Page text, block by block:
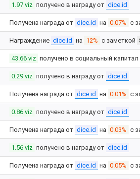
1.97 viz получено в награду от dice.id
Получена награда от dice.id на 0.07% с
Награждение dice.id на 12% с заметкой
43.66 viz получено в социальный
0.29 viz получено в награду от dice.id
Получена награда от dice.id на 0.01% с
0.86 viz получено в награду от dice.id
Получена награда от dice.id на 0.03% с
1.56 viz получено в награду от dice.id
Получена награда от dice.id на 0.05% с